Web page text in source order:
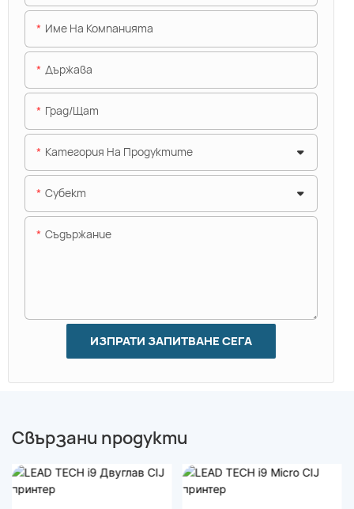
Име На Компанията
Държава
Град/щат
Категория На Продуктите
Субект
Съдържание
ИЗПРАТИ ЗАПИТВАНЕ СЕГА
Свързани продукти